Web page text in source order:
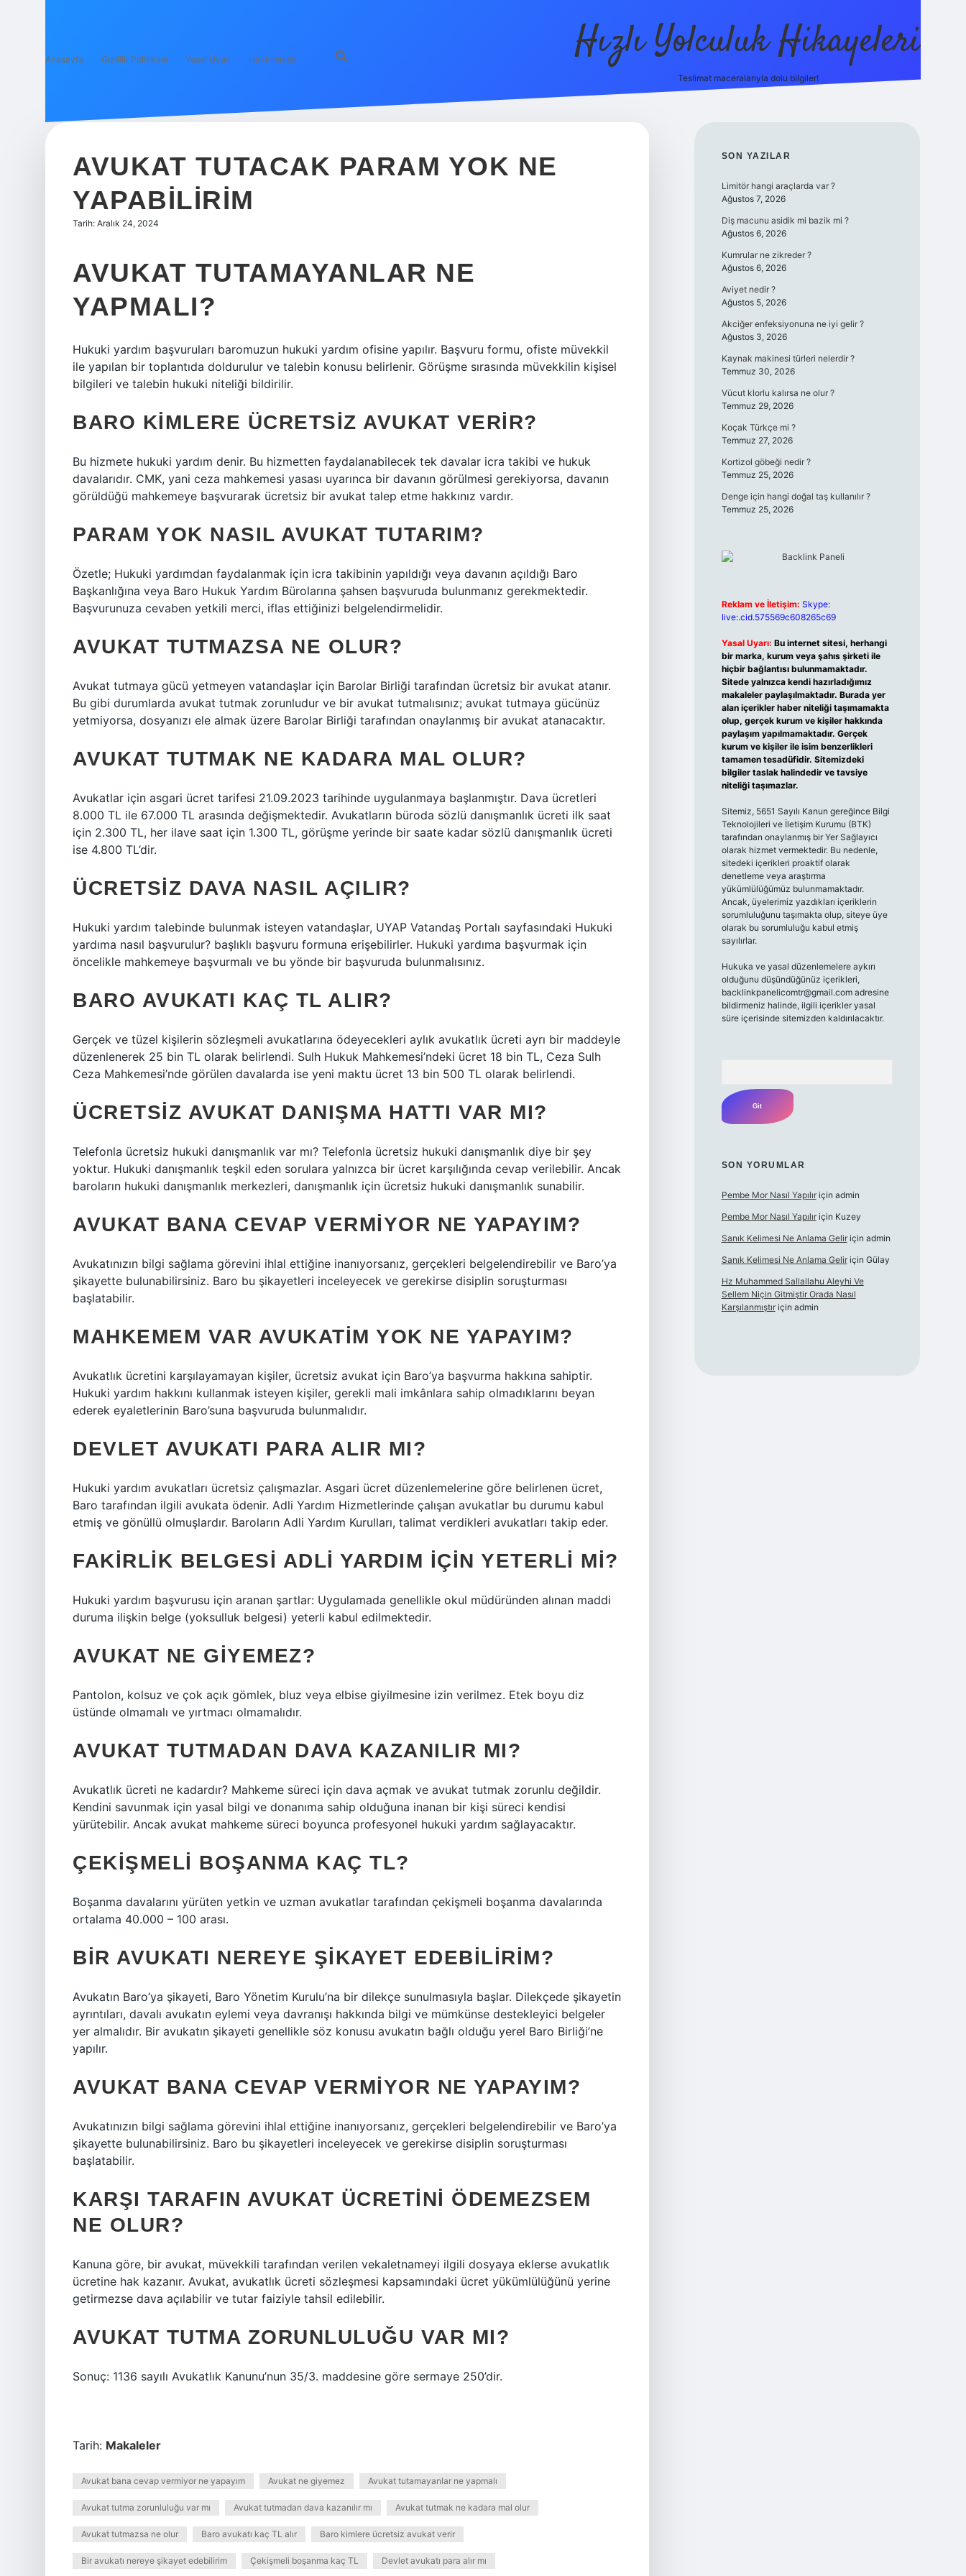
Anasayfa Gizlilik Politikası Yasal Uyarı Hakkımızda Hızlı Yolculuk Hikayeleri
Teslimat maceralarıyla dolu bilgiler!
AVUKAT TUTACAK PARAM YOK NE
YAPABILIRIM
Tarih: Aralık 24, 2024
AVUKAT TUTAMAYANLAR NE
YAPMALI?
Hukuki yardım başvuruları baromuzun hukuki yardım ofisine yapılır. Başvuru formu, ofiste müvekkil
ile yapılan bir toplantıda doldurulur ve talebin konusu belirlenir. Görüşme sırasında müvekkilin kişisel
bilgileri ve talebin hukuki niteliği bildirilir.
BARO KIMLERE ÜCRETSIZ AVUKAT VERIR?
Bu hizmete hukuki yardım denir. Bu hizmetten faydalanabilecek tek davalar icra takibi ve hukuk
davalarıdır. CMK, yani ceza mahkemesi yasası uyarınca bir davanın görülmesi gerekiyorsa, davanın
görüldüğü mahkemeye başvurarak ücretsiz bir avukat talep etme hakkınız vardır.
PARAM YOK NASIL AVUKAT TUTARIM?
Özetle; Hukuki yardımdan faydalanmak için icra takibinin yapıldığı veya davanın açıldığı Baro
Başkanlığına veya Baro Hukuk Yardım Bürolarına şahsen başvuruda bulunmanız gerekmektedir.
Başvurunuza cevaben yetkili merci, iflas ettiğinizi belgelendirmelidir.
AVUKAT TUTMAZSA NE OLUR?
Avukat tutmaya gücü yetmeyen vatandaşlar için Barolar Birliği tarafından ücretsiz bir avukat atanır.
Bu gibi durumlarda avukat tutmak zorunludur ve bir avukat tutmalısınız; avukat tutmaya gücünüz
yetmiyorsa, dosyanızı ele almak üzere Barolar Birliği tarafından onaylanmış bir avukat atanacaktır.
AVUKAT TUTMAK NE KADARA MAL OLUR?
Avukatlar için asgari ücret tarifesi 21.09.2023 tarihinde uygulanmaya başlanmıştır. Dava ücretleri
8.000 TL ile 67.000 TL arasında değişmektedir. Avukatların büroda sözlü danışmanlık ücreti ilk saat
için 2.300 TL, her ilave saat için 1.300 TL, görüşme yerinde bir saate kadar sözlü danışmanlık ücreti
ise 4.800 TL’dir.
ÜCRETSIZ DAVA NASIL AÇILIR?
Hukuki yardım talebinde bulunmak isteyen vatandaşlar, UYAP Vatandaş Portalı sayfasındaki Hukuki
yardıma nasıl başvurulur? başlıklı başvuru formuna erişebilirler. Hukuki yardıma başvurmak için
öncelikle mahkemeye başvurmalı ve bu yönde bir başvuruda bulunmalısınız.
BARO AVUKATI KAÇ TL ALIR?
Gerçek ve tüzel kişilerin sözleşmeli avukatlarına ödeyecekleri aylık avukatlık ücreti ayrı bir maddeyle
düzenlenerek 25 bin TL olarak belirlendi. Sulh Hukuk Mahkemesi’ndeki ücret 18 bin TL, Ceza Sulh
Ceza Mahkemesi’nde görülen davalarda ise yeni maktu ücret 13 bin 500 TL olarak belirlendi.
ÜCRETSIZ AVUKAT DANIŞMA HATTI VAR MI?
Telefonla ücretsiz hukuki danışmanlık var mı? Telefonla ücretsiz hukuki danışmanlık diye bir şey
yoktur. Hukuki danışmanlık teşkil eden sorulara yalnızca bir ücret karşılığında cevap verilebilir. Ancak
baroların hukuki danışmanlık merkezleri, danışmanlık için ücretsiz hukuki danışmanlık sunabilir.
AVUKAT BANA CEVAP VERMIYOR NE YAPAYIM?
Avukatınızın bilgi sağlama görevini ihlal ettiğine inanıyorsanız, gerçekleri belgelendirebilir ve Baro’ya
şikayette bulunabilirsiniz. Baro bu şikayetleri inceleyecek ve gerekirse disiplin soruşturması
başlatabilir.
MAHKEMEM VAR AVUKATIM YOK NE YAPAYIM?
Avukatlık ücretini karşılayamayan kişiler, ücretsiz avukat için Baro’ya başvurma hakkına sahiptir.
Hukuki yardım hakkını kullanmak isteyen kişiler, gerekli mali imkânlara sahip olmadıklarını beyan
ederek eyaletlerinin Baro’suna başvuruda bulunmalıdır.
DEVLET AVUKATI PARA ALIR MI?
Hukuki yardım avukatları ücretsiz çalışmazlar. Asgari ücret düzenlemelerine göre belirlenen ücret,
Baro tarafından ilgili avukata ödenir. Adli Yardım Hizmetlerinde çalışan avukatlar bu durumu kabul
etmiş ve gönüllü olmuşlardır. Baroların Adli Yardım Kurulları, talimat verdikleri avukatları takip eder.
FAKIRLIK BELGESI ADLI YARDIM IÇIN YETERLI MI?
Hukuki yardım başvurusu için aranan şartlar: Uygulamada genellikle okul müdüründen alınan maddi
duruma ilişkin belge (yoksulluk belgesi) yeterli kabul edilmektedir.
AVUKAT NE GIYEMEZ?
Pantolon, kolsuz ve çok açık gömlek, bluz veya elbise giyilmesine izin verilmez. Etek boyu diz
üstünde olmamalı ve yırtmacı olmamalıdır.
AVUKAT TUTMADAN DAVA KAZANILIR MI?
Avukatlık ücreti ne kadardır? Mahkeme süreci için dava açmak ve avukat tutmak zorunlu değildir.
Kendini savunmak için yasal bilgi ve donanıma sahip olduğuna inanan bir kişi süreci kendisi
yürütebilir. Ancak avukat mahkeme süreci boyunca profesyonel hukuki yardım sağlayacaktır.
ÇEKIŞMELI BOŞANMA KAÇ TL?
Boşanma davalarını yürüten yetkin ve uzman avukatlar tarafından çekişmeli boşanma davalarında
ortalama 40.000 – 100 arası.
BIR AVUKATI NEREYE ŞIKAYET EDEBILIRIM?
Avukatın Baro’ya şikayeti, Baro Yönetim Kurulu’na bir dilekçe sunulmasıyla başlar. Dilekçede şikayetin
ayrıntıları, davalı avukatın eylemi veya davranışı hakkında bilgi ve mümkünse destekleyici belgeler
yer almalıdır. Bir avukatın şikayeti genellikle söz konusu avukatın bağlı olduğu yerel Baro Birliği’ne
yapılır.
AVUKAT BANA CEVAP VERMIYOR NE YAPAYIM?
Avukatınızın bilgi sağlama görevini ihlal ettiğine inanıyorsanız, gerçekleri belgelendirebilir ve Baro’ya
şikayette bulunabilirsiniz. Baro bu şikayetleri inceleyecek ve gerekirse disiplin soruşturması
başlatabilir.
KARŞI TARAFIN AVUKAT ÜCRETINI ÖDEMEZSEM
NE OLUR?
Kanuna göre, bir avukat, müvekkili tarafından verilen vekaletnameyi ilgili dosyaya eklerse avukatlık
ücretine hak kazanır. Avukat, avukatlık ücreti sözleşmesi kapsamındaki ücret yükümlülüğünü yerine
getirmezse dava açılabilir ve tutar faiziyle tahsil edilebilir.
AVUKAT TUTMA ZORUNLULUĞU VAR MI?
Sonuç: 1136 sayılı Avukatlık Kanunu’nun 35/3. maddesine göre sermaye 250’dir.
Tarih: Makaleler
Avukat bana cevap vermiyor ne yapayım Avukat ne giyemez Avukat tutamayanlar ne yapmalı
Avukat tutma zorunluluğu var mı Avukat tutmadan dava kazanılır mı Avukat tutmak ne kadara mal olur
Avukat tutmazsa ne olur Baro avukatı kaç TL alır Baro kimlere ücretsiz avukat verir
Bir avukatı nereye şikayet edebilirim Çekişmeli boşanma kaç TL Devlet avukatı para alır mı
SIDEBAR
SON YAZILAR
Limitör hangi araçlarda var ?
Ağustos 7, 2026
Diş macunu asidik mi bazik mi ?
Ağustos 6, 2026
Kumrular ne zikreder ?
Ağustos 6, 2026
Aviyet nedir ?
Ağustos 5, 2026
Akciğer enfeksiyonuna ne iyi gelir ?
Ağustos 3, 2026
Kaynak makinesi türleri nelerdir ?
Temmuz 30, 2026
Vücut klorlu kalırsa ne olur ?
Temmuz 29, 2026
Koçak Türkçe mi ?
Temmuz 27, 2026
Kortizol göbeği nedir ?
Temmuz 25, 2026
Denge için hangi doğal taş kullanılır ?
Temmuz 25, 2026
Reklam ve İletişim: Skype:
live:.cid.575569c608265c69
Yasal Uyarı: Bu internet sitesi, herhangi
bir marka, kurum veya şahıs şirketi ile
hiçbir bağlantısı bulunmamaktadır.
Sitede yalnızca kendi hazırladığımız
makaleler paylaşılmaktadır. Burada yer
alan içerikler haber niteliği taşımamakta
olup, gerçek kurum ve kişiler hakkında
paylaşım yapılmamaktadır. Gerçek
kurum ve kişiler ile isim benzerlikleri
tamamen tesadüfidir. Sitemizdeki
bilgiler taslak halindedir ve tavsiye
niteliği taşımazlar.
Sitemiz, 5651 Sayılı Kanun gereğince Bilgi
Teknolojileri ve İletişim Kurumu (BTK)
tarafından onaylanmış bir Yer Sağlayıcı
olarak hizmet vermektedir. Bu nedenle,
sitedeki içerikleri proaktif olarak
denetleme veya araştırma
yükümlülüğümüz bulunmamaktadır.
Ancak, üyelerimiz yazdıkları içeriklerin
sorumluluğunu taşımakta olup, siteye üye
olarak bu sorumluluğu kabul etmiş
sayılırlar.
Hukuka ve yasal düzenlemelere aykırı
olduğunu düşündüğünüz içerikleri,
backlinkpanelicomtr@gmail.comadresine
bildirmeniz halinde, ilgili içerikler yasal
süre içerisinde sitemizden kaldırılacaktır.
SON YORUMLAR
Pembe Mor Nasıl Yapılıriçin admin
Pembe Mor Nasıl Yapılıriçin Kuzey
Sanık Kelimesi Ne Anlama Geliriçin admin
Sanık Kelimesi Ne Anlama Geliriçin Gülay
Hz Muhammed Sallallahu Aleyhi Ve
Sellem Niçin Gitmiştir Orada Nasıl
Karşılanmıştıriçin admin